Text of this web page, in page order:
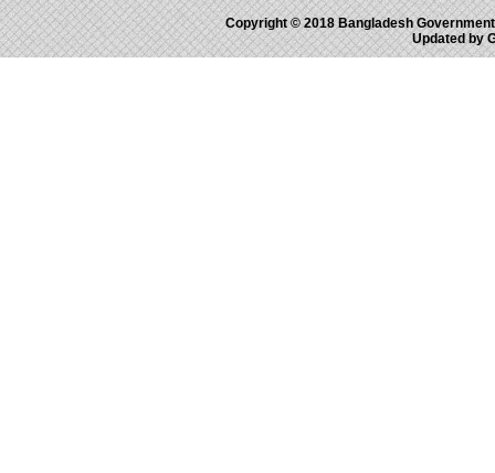
Copyright © 2018 Bangladesh
Updated by